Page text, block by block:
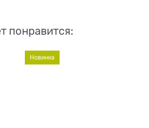
понравится:
Новинка